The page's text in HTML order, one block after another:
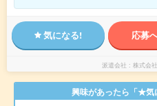
気になる! 応募
派遣会社 株式会
興味があったら「★気